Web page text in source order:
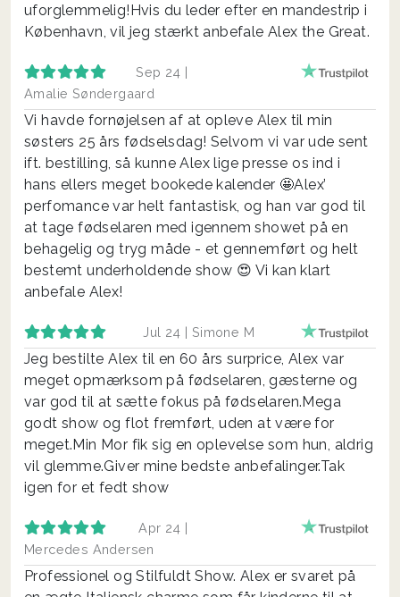
uforglemmelig!Hvis du leder efter en mandestrip i
København, vil jeg stærkt anbefale Alex the Great.
Sep 24 |
Amalie Søndergaard
Vi havde fornøjelsen af at opleve Alex til min
søsters 25 års fødselsdag! Selvom vi var ude sent
ift. bestilling, så kunne Alex lige presse os ind i
hans ellers meget bookede kalender 🤩Alex’
perfomance var helt fantastisk, og han var god til
at tage fødselaren med igennem showet på en
behagelig og tryg måde - et gennemført og helt
bestemt underholdende show 😍 Vi kan klart
anbefale Alex!
Jul 24 | Simone M
Jeg bestilte Alex til en 60 års surprice, Alex var
meget opmærksom på fødselaren, gæsterne og
var god til at sætte fokus på fødselaren.Mega
godt show og flot fremført, uden at være for
meget.Min Mor fik sig en oplevelse som hun, aldrig
vil glemme.Giver mine bedste anbefalinger.Tak
igen for et fedt show
Apr 24 |
Mercedes Andersen
Professionel og Stilfuldt Show. Alex er svaret på